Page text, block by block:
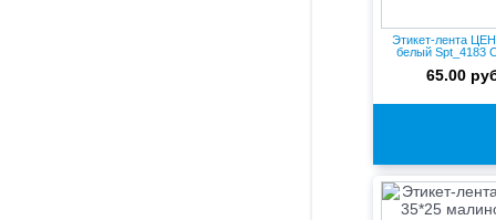
Этикет-лента
белый Spt_4183
65.00